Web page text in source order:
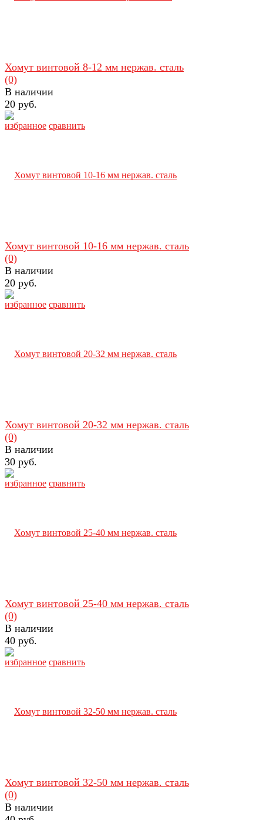
избранное сравнить
Хомут винтовой 8-12 мм нержав. сталь
(0)
В наличии
20 руб.
избранное сравнить
Хомут винтовой 10-16 мм нержав. сталь
(0)
В наличии
20 руб.
избранное сравнить
Хомут винтовой 20-32 мм нержав. сталь
(0)
В наличии
30 руб.
избранное сравнить
Хомут винтовой 25-40 мм нержав. сталь
(0)
В наличии
40 руб.
Хомут винтовой 32-50 мм нержав. сталь
(0)
В наличии